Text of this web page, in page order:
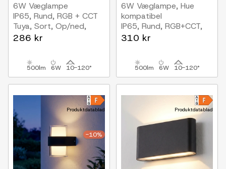
6W Væglampe
IP65, Rund, RGB + CCT
Tuya, Sort, Op/ned,
Justerbar, Inde / ude,
286 kr
500lm 6W 10-120°
6W Væglampe, Hue
kompatibel
IP65, Rund, RGB+CCT,
Zigbee, sort, op/ned,
310 kr
500lm 6W 10-120°
Produktdatablad
-10%
Produktdatablad